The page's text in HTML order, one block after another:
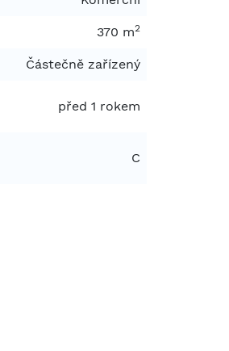
370 m2
Částečně zařízený
před 1 rokem
C